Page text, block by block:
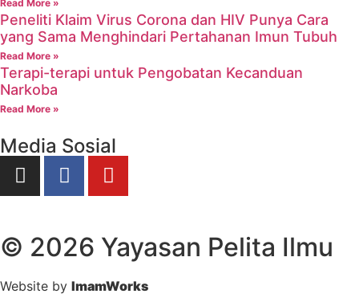
Read More »
Peneliti Klaim Virus Corona dan HIV Punya Cara
yang Sama Menghindari Pertahanan Imun Tubuh
Read More »
Terapi-terapi untuk Pengobatan Kecanduan
Narkoba
Read More »
Media Sosial
© 2026 Yayasan Pelita Ilmu
Website by ImamWorks